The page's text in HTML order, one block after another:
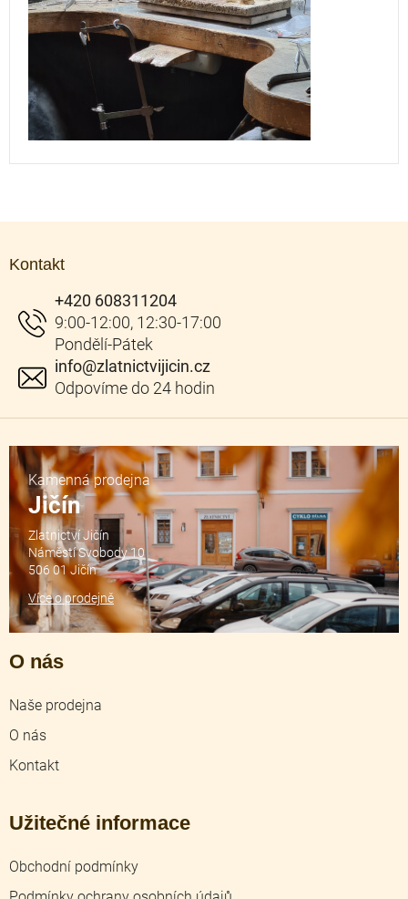
Kontakt
info@zlatnictvijicin.cz
+420 608311204
O nás
Naše prodejna
O nás
Kontakt
Užitečné informace
Obchodní podmínky
Kamenná prodejna
Jičín
Zlatnictví Jičín
Náměstí Svobody 10
506 01 Jičín
Více o prodejně